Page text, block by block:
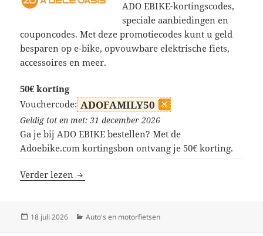
ADO EBIKE-kortingscodes,
speciale aanbiedingen en
couponcodes. Met deze promotiecodes kunt u geld
besparen op e-bike, opvouwbare elektrische fiets,
accessoires en meer.
50€ korting
Vouchercode: ADOFAMILY50
Geldig tot en met: 31 december 2026
Ga je bij ADO EBIKE bestellen? Met de
Adoebike.com kortingsbon ontvang je 50€ korting.
Verder lezen ADO EBIKE kortingscodes
Geplaatst
18 juli 2026 Categorieën
Auto's en motorfietsen